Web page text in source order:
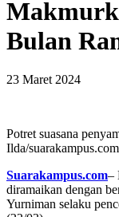
Bulan
23 Maret 2024
Potret suasana
Ilda/
Suarakampus.com–
diramaikan dengan
Yurniman selaku